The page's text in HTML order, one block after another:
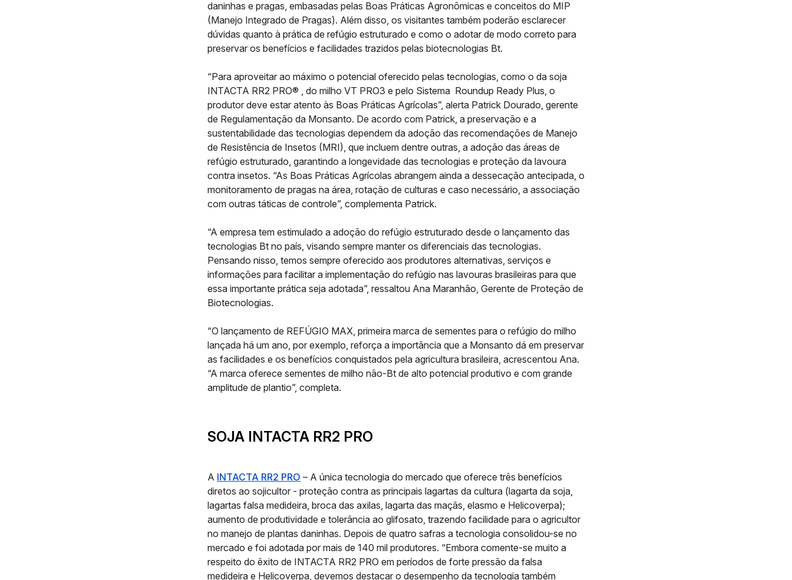
daninhas e pragas, embasadas pelas Boas Práticas Agronômicas e conceitos do MIP
(Manejo Integrado de Pragas). Além disso, os visitantes também poderão esclarecer
dúvidas quanto à prática de refúgio estruturado e como o adotar de modo correto para
preservar os benefícios e facilidades trazidos pelas biotecnologias Bt.
“Para aproveitar ao máximo o potencial oferecido pelas tecnologias, como o da soja
INTACTA RR2 PRO® , do milho VT PRO3 e pelo Sistema Roundup Ready Plus, o
produtor deve estar atento às Boas Práticas Agrícolas”, alerta Patrick Dourado, gerente
de Regulamentação da Monsanto. De acordo com Patrick, a preservação e a
sustentabilidade das tecnologias dependem da adoção das recomendações de Manejo
de Resistência de Insetos (MRI), que incluem dentre outras, a adoção das áreas de
refúgio estruturado, garantindo a longevidade das tecnologias e proteção da lavoura
contra insetos. “As Boas Práticas Agrícolas abrangem ainda a dessecação antecipada, o
monitoramento de pragas na área, rotação de culturas e caso necessário, a associação
com outras táticas de controle”, complementa Patrick.
“A empresa tem estimulado a adoção do refúgio estruturado desde o lançamento das
tecnologias Bt no país, visando sempre manter os diferenciais das tecnologias.
Pensando nisso, temos sempre oferecido aos produtores alternativas, serviços e
informações para facilitar a implementação do refúgio nas lavouras brasileiras para que
essa importante prática seja adotada”, ressaltou Ana Maranhão, Gerente de Proteção de
Biotecnologias.
“O lançamento de REFÚGIO MAX, primeira marca de sementes para o refúgio do milho
lançada há um ano, por exemplo, reforça a importância que a Monsanto dá em preservar
as facilidades e os benefícios conquistados pela agricultura brasileira, acrescentou Ana.
“A marca oferece sementes de milho não-Bt de alto potencial produtivo e com grande
amplitude de plantio”, completa.
SOJA INTACTA RR2 PRO
A INTACTA RR2 PRO – A única tecnologia do mercado que oferece três benefícios
diretos ao sojicultor - proteção contra as principais lagartas da cultura (lagarta da soja,
lagartas falsa medideira, broca das axilas, lagarta das maçãs, elasmo e Helicoverpa);
aumento de produtividade e tolerância ao glifosato, trazendo facilidade para o agricultor
no manejo de plantas daninhas. Depois de quatro safras a tecnologia consolidou-se no
mercado e foi adotada por mais de 140 mil produtores. “Embora comente-se muito a
respeito do êxito de INTACTA RR2 PRO em períodos de forte pressão da falsa
medideira e Helicoverpa, devemos destacar o desempenho da tecnologia também